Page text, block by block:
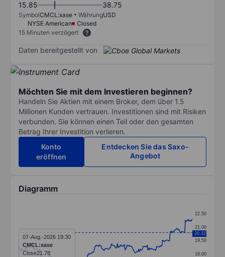
15.85 38.75
SymbolCMCL:xase WährungUSD
NYSE American
Closed
15 Minuten verzögert
Daten bereitgestellt von
Möchten Sie mit dem Investieren beginnen?
Handeln Sie Aktien mit einem Broker, dem über 1.5
Millionen Kunden vertrauen. Investitionen sind mit Risiken
verbunden. Sie können einen Teil oder den gesamten
Betrag Ihrer Investition verlieren.
Konto
eröffnen
Entdecken Sie das Saxo-
Angebot
Diagramm
The chart has 1 X axis displaying categories.
The chart has 1 Y axis displaying values. Data ranges
18.00
19.50
21.00
22.50
20.32
07-Aug.-2026 19:30
CMCL:xase
Close21.78